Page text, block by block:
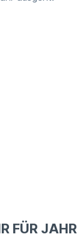
FÜR JAHR